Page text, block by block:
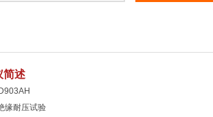
简述
耐压试验